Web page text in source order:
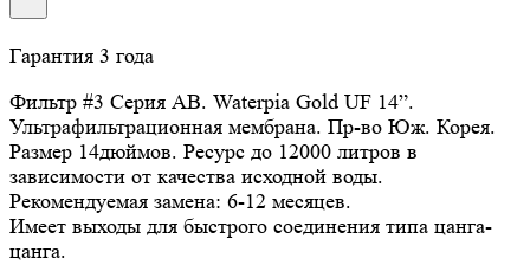
Гарантия 3 года
Фильтр #3 Серия AB. Waterpia Gold UF 14”.
Ультрафильтрационная мембрана. Пр-во Юж. Корея.
Размер 14дюймов. Ресурс до 12000 литров в
зависимости от качества исходной воды.
Рекомендуемая замена: 6-12 месяцев.
Имеет выходы для быстрого соединения типа цанга-
цанга.